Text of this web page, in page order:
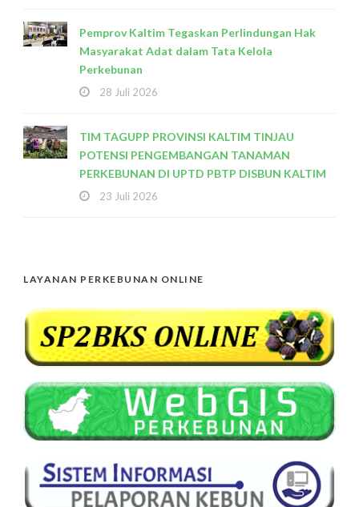
Pemprov Kaltim Tegaskan Perlindungan Hak
Masyarakat Adat dalam Tata Kelola
Perkebunan
28 Juli 2026
TIM TAGUPP PROVINSI KALTIM TINJAU
POTENSI PENGEMBANGAN TANAMAN
PERKEBUNAN DI UPTD PBTP DISBUN KALTIM
23 Juli 2026
LAYANAN PERKEBUNAN ONLINE